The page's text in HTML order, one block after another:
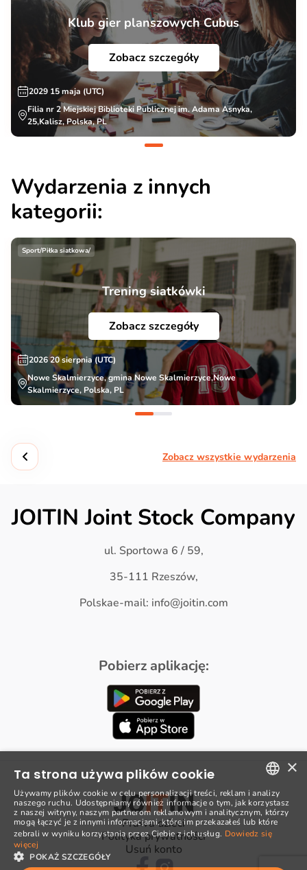
Klub gier planszowych Cubus
Zobacz szczegóły
2029 15 maja (UTC)
Filia nr 2 Miejskiej Biblioteki Publicznej im. Adama Asnyka,
25,Kalisz, Polska, PL
Wydarzenia z innych
kategorii:
Sport/Piłka siatkowa/
Trening siatkówki
Zobacz szczegóły
2026 20 sierpnia (UTC)
Nowe Skalmierzyce, gmina Nowe Skalmierzyce,Nowe
Skalmierzyce, Polska, PL
Zobacz wszystkie wydarzenia
JOITIN Joint Stock Company
ul. Sportowa 6 / 59,
35-111 Rzeszów,
Polskae-mail: info@joitin.com
Pobierz aplikację:
Prawa dzieci
Polityka prywatności
Usuń konto
POLISH
ENGLISH
×
Ta strona używa plików cookie
Używamy plików cookie w celu personalizacji treści, reklam i analizy
naszego ruchu. Udostępniamy również informacje o tym, jak korzystasz
z naszej witryny, naszym partnerom reklamowym i analitycznym, którzy
mogą łączyć je z innymi informacjami, które im przekazałeś lub które
zebrali w wyniku korzystania przez Ciebie z ich usług. Dowiedz się
więcej
POKAŻ SZCZEGÓŁY